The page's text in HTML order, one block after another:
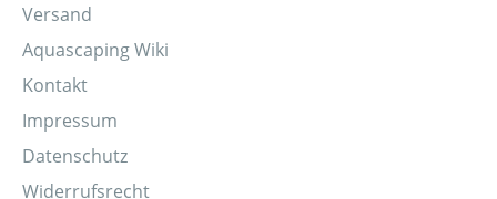
Versand
Aquascaping Wiki
Kontakt
Impressum
Datenschutz
Widerrufsrecht